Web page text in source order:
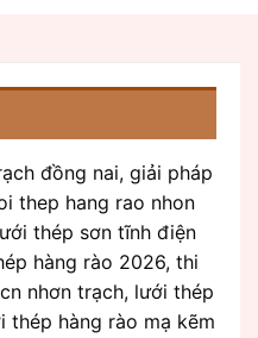
đồng nai, giải pháp
thep hang rao nhon
thép sơn tĩnh điện
hàng rào 2026, thi
nhơn trạch, lưới thép
thép hàng rào mạ kẽm